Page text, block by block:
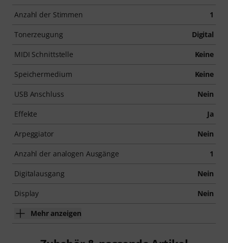
Anzahl der Stimmen 1
Tonerzeugung Digital
MIDI Schnittstelle Keine
Speichermedium Keine
USB Anschluss Nein
Effekte Ja
Arpeggiator Nein
Anzahl der analogen Ausgänge 1
Digitalausgang Nein
Display Nein
Mehr anzeigen